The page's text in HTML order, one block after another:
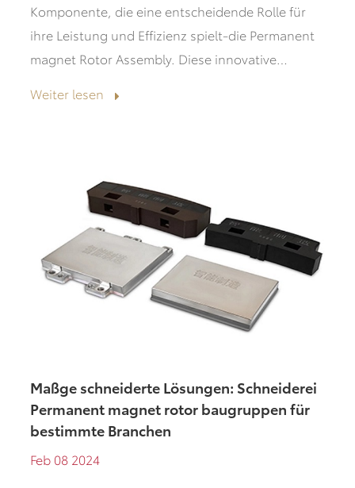
Komponente, die eine entscheidende Rolle für
ihre Leistung und Effizienz spielt-die Permanent
magnet Rotor Assembly. Diese innovative
Weiter lesen
Maßge schneiderte Lösungen: Schneiderei
Permanent magnet rotor baugruppen für
bestimmte Branchen
Feb 08 2024